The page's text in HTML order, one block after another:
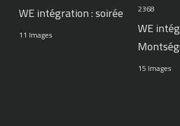
WE intégration : soirée
11 Images
WE
15 Images